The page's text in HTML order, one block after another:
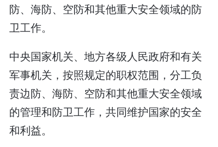
防、海防、空防和其他重大安全领域的防
卫工作。
中央国家机关、地方各级人民政府和有关
军事机关，按照规定的职权范围，分工负
责边防、海防、空防和其他重大安全领域
的管理和防卫工作，共同维护国家的安全
和利益。